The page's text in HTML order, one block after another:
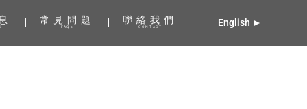
常見問題
FAQs
聯絡我們
CONTACT English ►